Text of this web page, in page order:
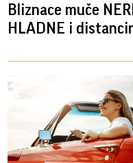
Bliznace muče
HLADNE i